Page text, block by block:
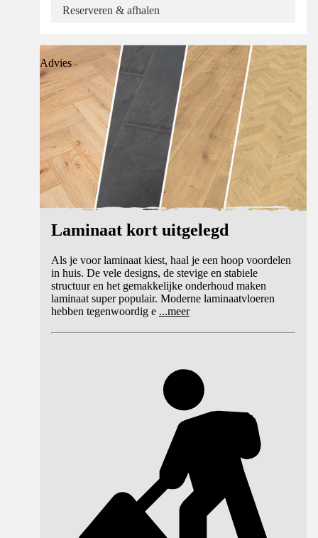
Reserveren & afhalen
Advies
Laminaat kort uitgelegd
Als je voor laminaat kiest, haal je een hoop voordelen
in huis. De vele designs, de stevige en stabiele
structuur en het gemakkelijke onderhoud maken
laminaat super populair. Moderne laminaatvloeren
hebben tegenwoordig e ...meer